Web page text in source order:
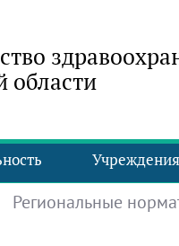
области
Учреждения
Региональные